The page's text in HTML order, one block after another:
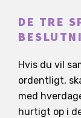
DE TRE
Hvis du vil
ordentligt,
med
hurtigt op i